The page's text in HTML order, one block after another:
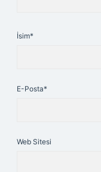
İsim*
E-Posta*
Web Sitesi